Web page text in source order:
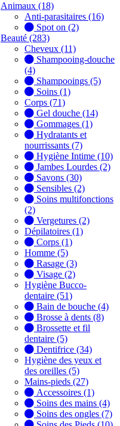
Animaux (18)
Anti-parasitaires (16)
Spot on (2)
Beauté (283)
Cheveux (11)
Shampooing-douche
(4)
Shampooings (5)
Soins (1)
Corps (71)
Gel douche (14)
Gommages (1)
Hydratants et
nourrissants (7)
Hygiène Intime (10)
Jambes Lourdes (2)
Savons (30)
Sensibles (2)
Soins multifonctions
(2)
Vergetures (2)
Dépilatoires (1)
Corps (1)
Homme (5)
Rasage (3)
Visage (2)
Hygiène Bucco-
dentaire (51)
Bain de bouche (4)
Brosse à dents (8)
Brossette et fil
dentaire (5)
Dentifrice (34)
Hygiène des yeux et
des oreilles (5)
Mains-pieds (27)
Accessoires (1)
Soins des mains (4)
Soins des ongles (7)